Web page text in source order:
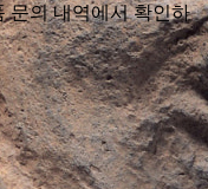
문의 내역에서 확인하